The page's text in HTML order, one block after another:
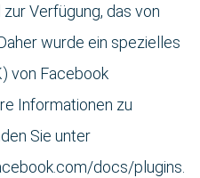
Verfügung, das von
wurde ein spezielles
von Facebook
Informationen zu
Sie unter
docs/plugins.